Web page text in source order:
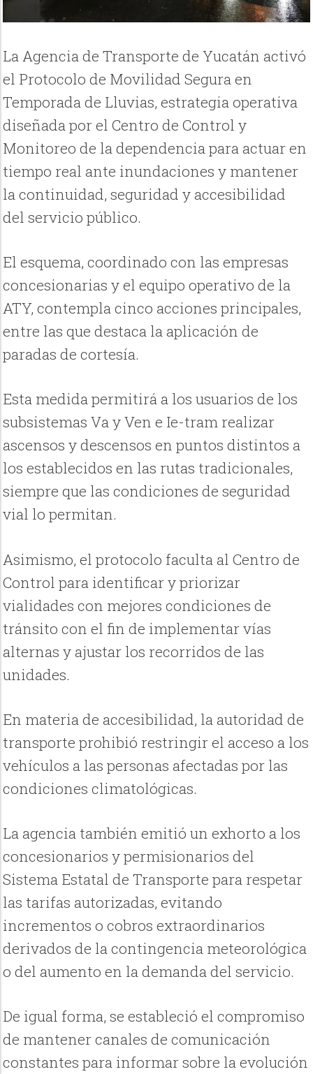
La Agencia de Transporte de Yucatán activó
el Protocolo de Movilidad Segura en
Temporada de Lluvias, estrategia operativa
diseñada por el Centro de Control y
Monitoreo de la dependencia para actuar en
tiempo real ante inundaciones y mantener
la continuidad, seguridad y accesibilidad
del servicio público.
El esquema, coordinado con las empresas
concesionarias y el equipo operativo de la
ATY, contempla cinco acciones principales,
entre las que destaca la aplicación de
paradas de cortesía.
Esta medida permitirá a los usuarios de los
subsistemas Va y Ven e Ie-tram realizar
ascensos y descensos en puntos distintos a
los establecidos en las rutas tradicionales,
siempre que las condiciones de seguridad
vial lo permitan.
Asimismo, el protocolo faculta al Centro de
Control para identificar y priorizar
vialidades con mejores condiciones de
tránsito con el fin de implementar vías
alternas y ajustar los recorridos de las
unidades.
En materia de accesibilidad, la autoridad de
transporte prohibió restringir el acceso a los
vehículos a las personas afectadas por las
condiciones climatológicas.
La agencia también emitió un exhorto a los
concesionarios y permisionarios del
Sistema Estatal de Transporte para respetar
las tarifas autorizadas, evitando
incrementos o cobros extraordinarios
derivados de la contingencia meteorológica
o del aumento en la demanda del servicio.
De igual forma, se estableció el compromiso
de mantener canales de comunicación
constantes para informar sobre la evolución